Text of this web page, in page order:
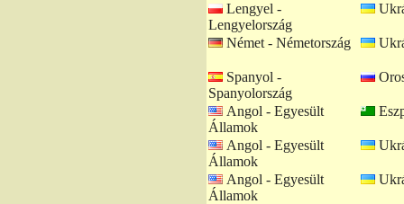
Lengyel -
Lengyelország
Német - Németország
Spanyol -
Spanyolország
Angol - Egyesült
Államok
Angol - Egyesült
Államok
Angol - Egyesült
Államok